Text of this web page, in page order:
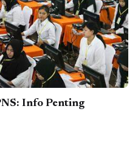
Info Penting